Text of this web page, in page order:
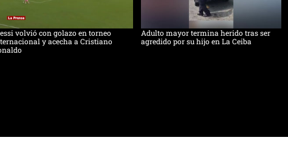
volvió con golazo en torneo
y acecha a Cristiano
Adulto mayor termina herido tras ser
agredido por su hijo en La Ceiba